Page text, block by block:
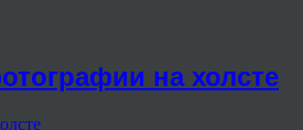
на холсте